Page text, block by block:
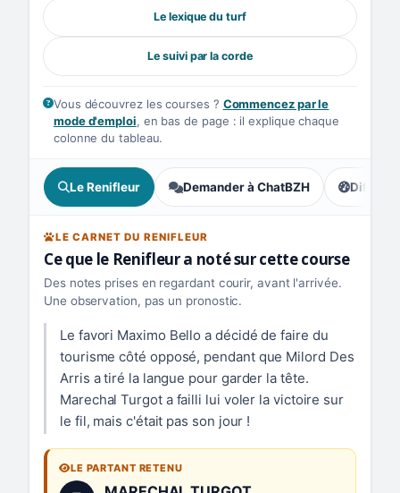
Le lexique du turf
Le suivi par la corde
Vous découvrez les courses ? Commencez par le
mode d'emploi, en bas de page : il explique chaque
colonne du tableau.
Le Renifleur Demander à ChatBZH ,
LE CARNET DU RENIFLEUR
Ce que le Renifleur a noté sur cette course
Des notes prises en regardant courir, avant l'arrivée.
Une observation, pas un pronostic.
Le favori Maximo Bello a décidé de faire du
tourisme côté opposé, pendant que Milord Des
Arris a tiré la langue pour garder la tête.
Marechal Turgot a failli lui voler la victoire sur
le fil, mais c'était pas son jour !
LE PARTANT RETENU